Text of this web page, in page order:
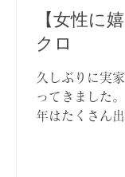
【女性に
クロ
久しぶりに実
ってきました
年はたくさん